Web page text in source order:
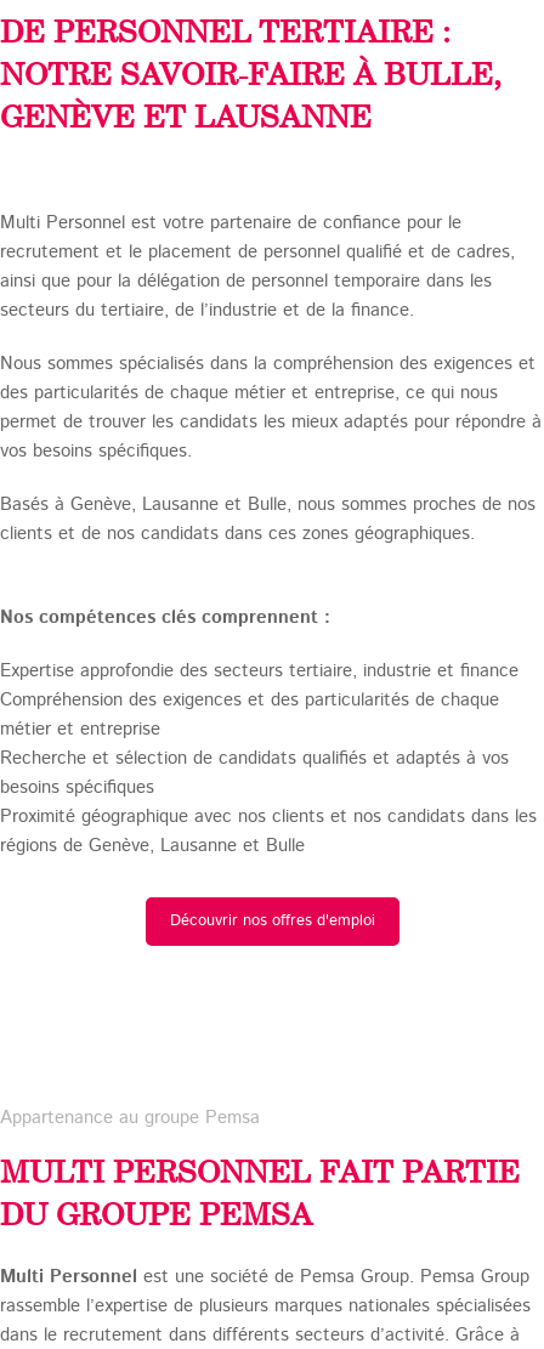
DE PERSONNEL TERTIAIRE :
NOTRE SAVOIR-FAIRE À BULLE,
GENÈVE ET LAUSANNE
Multi Personnel est votre partenaire de confiance pour le
recrutement et le placement de personnel qualifié et de cadres,
ainsi que pour la délégation de personnel temporaire dans les
secteurs du tertiaire, de l’industrie et de la finance.
Nous sommes spécialisés dans la compréhension des exigences et
des particularités de chaque métier et entreprise, ce qui nous
permet de trouver les candidats les mieux adaptés pour répondre à
vos besoins spécifiques.
Basés à Genève, Lausanne et Bulle, nous sommes proches de nos
clients et de nos candidats dans ces zones géographiques.
Nos compétences clés comprennent :
Expertise approfondie des secteurs tertiaire, industrie et finance
Compréhension des exigences et des particularités de chaque
métier et entreprise
Recherche et sélection de candidats qualifiés et adaptés à vos
besoins spécifiques
Proximité géographique avec nos clients et nos candidats dans les
régions de Genève, Lausanne et Bulle
Découvrir nos offres d'emploi
Appartenance au groupe Pemsa
MULTI PERSONNEL FAIT PARTIE
DU GROUPE PEMSA
Multi Personnel est une société de Pemsa Group. Pemsa Group
rassemble l’expertise de plusieurs marques nationales spécialisées
dans le recrutement dans différents secteurs d’activité. Grâce à